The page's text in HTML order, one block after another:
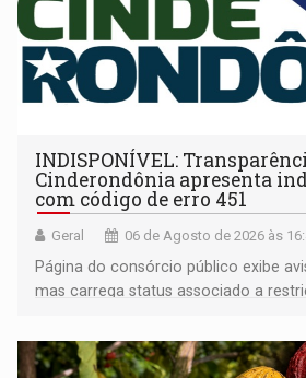
INDISPONÍVEL:
Cinderondônia apresenta
com código de erro 451
Geral 06 de Agosto de 2026 às
Página do consórcio público exibe
mas carrega status associado a